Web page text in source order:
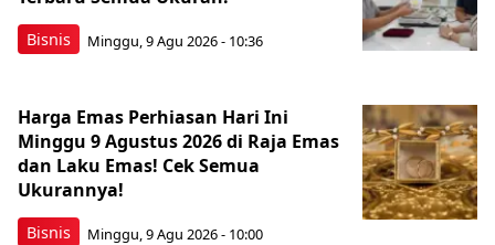
Bisnis Minggu, 9 Agu 2026 - 10:36
Bisnis
Harga Emas Perhiasan Hari Ini
Minggu 9 Agustus 2026 di Raja Emas
dan Laku Emas! Cek Semua
Ukurannya!
Minggu, 9 Agu 2026 - 10:00